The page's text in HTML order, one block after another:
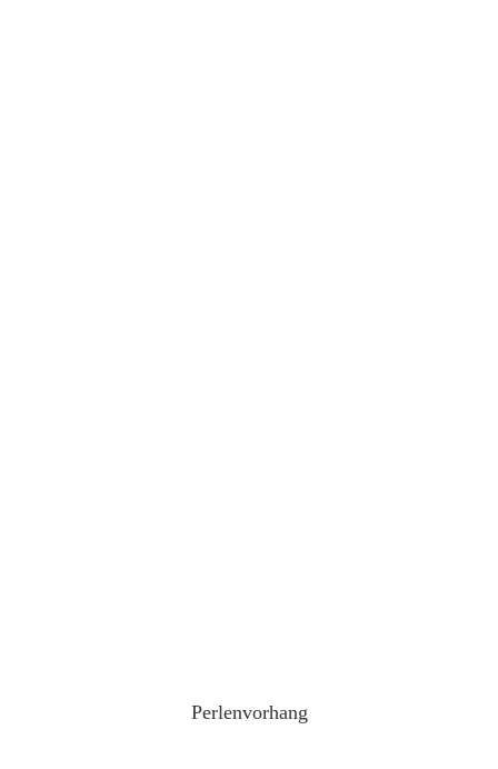
Perlenvorhang